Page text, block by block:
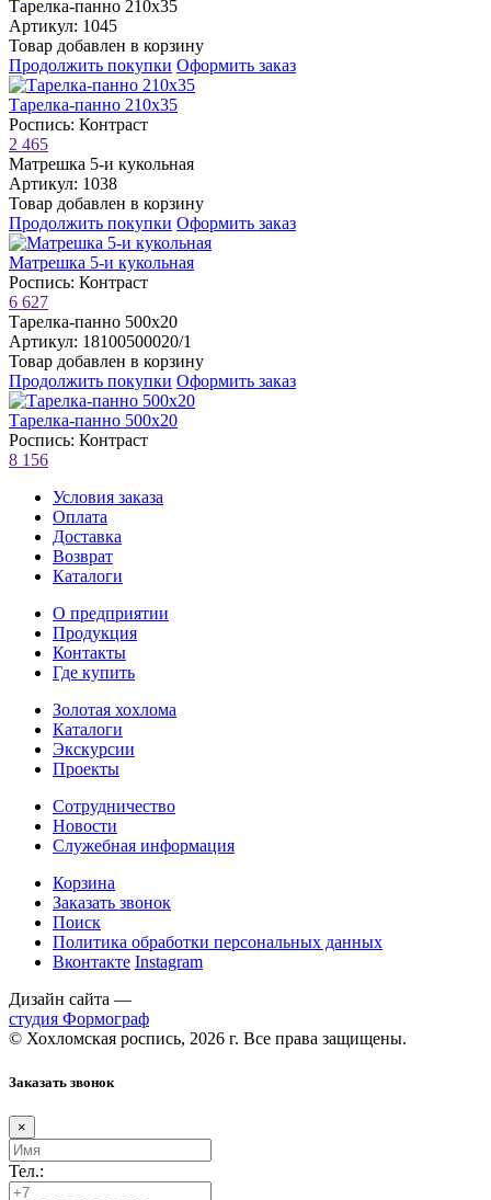
Тарелка-панно 210х35
Артикул: 1045
Товар добавлен в корзину
Продолжить покупки Оформить заказ
Тарелка-панно 210х35
Роспись: Контраст
2 465
Матрешка 5-и кукольная
Артикул: 1038
Товар добавлен в корзину
Продолжить покупки Оформить заказ
Матрешка 5-и кукольная
Роспись: Контраст
6 627
Тарелка-панно 500х20
Артикул: 18100500020/1
Товар добавлен в корзину
Продолжить покупки Оформить заказ
Тарелка-панно 500х20
Роспись: Контраст
8 156
Условия заказа
Оплата
Доставка
Возврат
Каталоги
О предприятии
Продукция
Контакты
Где купить
Золотая хохлома
Каталоги
Экскурсии
Проекты
Сотрудничество
Новости
Служебная информация
Корзина
Заказать звонок
Поиск
Политика обработки персональных данных
Вконтакте Instagram
Дизайн сайта —
студия Формограф
© Хохломская роспись, 2026 г. Все права защищены.
Заказать звонок
×
Тел.: